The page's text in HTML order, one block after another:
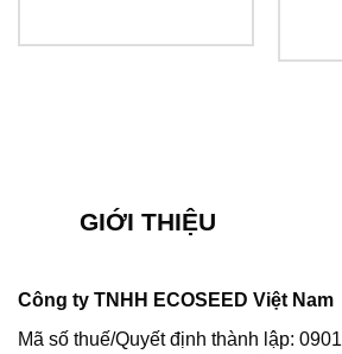
GIỚI THIỆU
Công ty TNHH ECOSEED Việt Nam
Mã số thuế/Quyết định thành lập: